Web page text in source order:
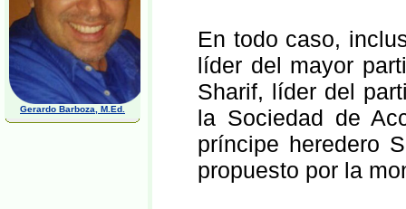
Gerardo Barboza, M.Ed.
En todo caso,
líder del mayor
Sharif, líder del
la Sociedad de
príncipe heredero
propuesto por la